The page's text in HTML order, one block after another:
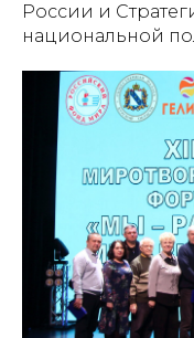
России и
национальной